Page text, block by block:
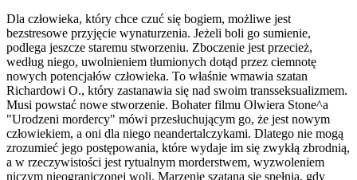
Dla człowieka, który chce czuć się bogiem, możliwe jest
bezstresowe przyjęcie wynaturzenia. Jeżeli boli go sumienie,
podlega jeszcze staremu stworzeniu. Zboczenie jest przecież,
według niego, uwolnieniem tłumionych dotąd przez ciemnotę
nowych potencjałów człowieka. To właśnie wmawia szatan
Richardowi O., który zastanawia się nad swoim transseksualizmem.
Musi powstać nowe stworzenie. Bohater filmu Olwiera Stone^a
"Urodzeni mordercy" mówi przesłuchującym go, że jest nowym
człowiekiem, a oni dla niego neandertalczykami. Dlatego nie mogą
zrozumieć jego postępowania, które wydaje im się zwykłą zbrodnią,
a w rzeczywistości jest rytualnym morderstwem, wyzwoleniem
niczym nieograniczonej woli. Marzenie szatana się spełnia, gdy